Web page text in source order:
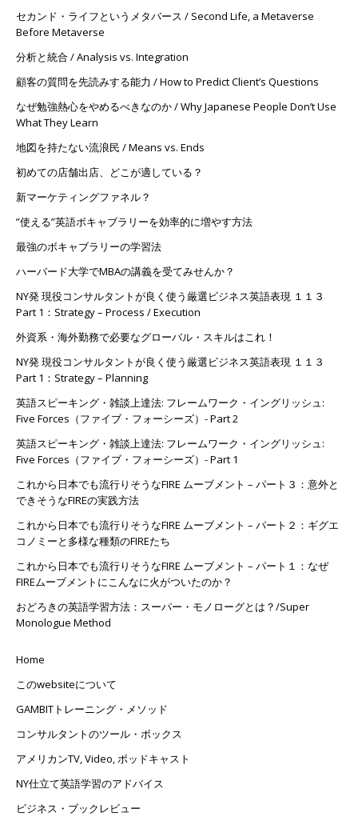
セカンド・ライフというメタバース / Second Life, a Metaverse
Before Metaverse
分析と統合 / Analysis vs. Integration
顧客の質問を先読みする能力 / How to Predict Client’s Questions
なぜ勉強熱心をやめるべきなのか / Why Japanese People Don’t Use
What They Learn
地図を持たない流浪民 / Means vs. Ends
初めての店舗出店、どこが適している？
新マーケティングファネル？
”使える”英語ボキャブラリーを効率的に増やす方法
最強のボキャブラリーの学習法
ハーバード大学でMBAの講義を受てみせんか？
NY発 現役コンサルタントが良く使う厳選ビジネス英語表現 １１３
Part 1：Strategy – Process / Execution
外資系・海外勤務で必要なグローバル・スキルはこれ！
NY発 現役コンサルタントが良く使う厳選ビジネス英語表現 １１３
Part 1：Strategy – Planning
英語スピーキング・雑談上達法: フレームワーク・イングリッシュ:
Five Forces（ファイブ・フォーシーズ）- Part 2
英語スピーキング・雑談上達法: フレームワーク・イングリッシュ:
Five Forces（ファイブ・フォーシーズ）- Part 1
これから日本でも流行りそうなFIRE ムーブメント – パート３：意外と
できそうなFIREの実践方法
これから日本でも流行りそうなFIRE ムーブメント – パート２：ギグエ
コノミーと多様な種類のFIREたち
これから日本でも流行りそうなFIRE ムーブメント – パート１：なぜ
FIREムーブメントにこんなに火がついたのか？
おどろきの英語学習方法：スーパー・モノローグとは？/Super
Monologue Method
Home
このwebsiteについて
GAMBITトレーニング・メソッド
コンサルタントのツール・ボックス
アメリカンTV, Video, ポッドキャスト
NY仕立て英語学習のアドバイス
ビジネス・ブックレビュー